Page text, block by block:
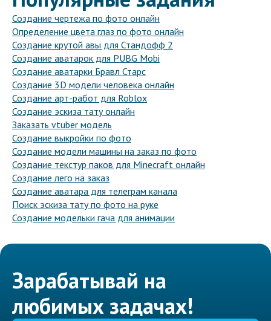
Создание чертежа по фото онлайн
Определение цвета глаз по фото онлайн
Создание крутой авы для Стандофф 2
Создание аватарок для PUBG Mobi
Создание аватарки Бравл Старс
Создание 3D модели человека онлайн
Создание арт-работ для Roblox
Создание эскиза тату онлайн
Заказать vtuber модель
Создание выкройки по фото
Создание модели машины на заказ по фото
Создание текстур паков для Minecraft онлайн
Создание лего на заказ
Создание аватара для телеграм канала
Поиск эскиза тату по фото на руке
Создание модельки гача для анимации
Зарабатывай на
любимых задачах!